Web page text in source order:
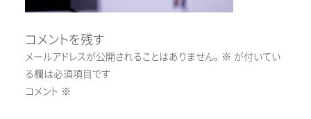
コメントを残す
メールアドレスが公開されることはありません。 ※ が付いてい
る欄は必須項目です
コメント ※